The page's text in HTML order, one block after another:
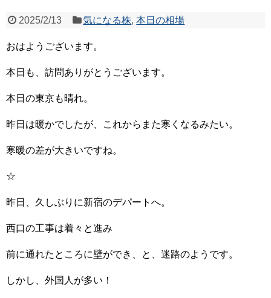
2025/2/13 気になる株,本日の相場
おはようございます。
本日も、訪問ありがとうございます。
本日の東京も晴れ。
昨日は暖かでしたが、これからまた寒くなるみたい。
寒暖の差が大きいですね。
☆
昨日、久しぶりに新宿のデパートへ。
西口の工事は着々と進み
前に通れたところに壁ができ、と、迷路のようです。
しかし、外国人が多い！